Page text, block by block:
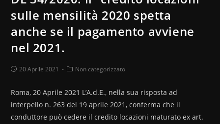
sulle mensilità 2020 spetta
anche se il pagamento avviene
nel 2021.
20 Aprile 2021 Non categorizzato
Roma, 20 Aprile 2021 L’A.d.E., nella sua risposta ad
interpello n. 263 del 19 aprile 2021, conferma che il
conduttore può cedere il credito locazioni maturato ex art.